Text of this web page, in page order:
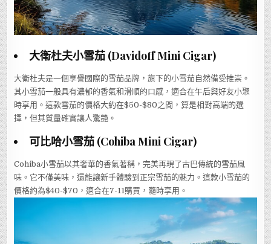
大衛杜夫小雪茄 (Davidoff Mini Cigar)
大衛杜夫是一個享譽國際的雪茄品牌，旗下的小雪茄自然備受推崇。
其小雪茄一般具有濃郁的香氣和滑順的口感，適合在午后與好友小聚
時享用。這款雪茄的價格大約在$50-$80之間，算是相對高端的選
擇，但其質量確實讓人驚艷。
可比哈小雪茄 (Cohiba Mini Cigar)
Cohiba小雪茄以其奢華的香氣著稱，完美再現了古巴傳統的雪茄風
味。它不僅美味，還能讓新手體驗到正宗雪茄的魅力。這款小雪茄的
價格約為$40-$70，適合在7-11購買，隨時享用。